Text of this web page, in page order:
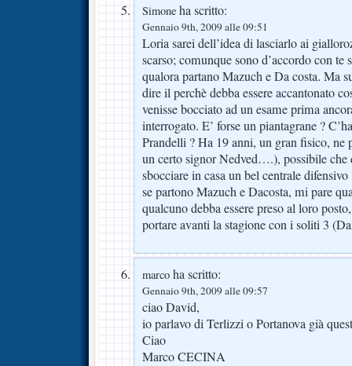
Simone ha scritto:
Gennaio 9th, 2009 alle 09:51
Loria sarei dell’idea di lasciarlo ai
scarso; comunque sono d’accordo con te
qualora partano Mazuch e Da costa. Ma
dire il perchè debba essere accantonato
venisse bocciato ad un esame prima
interrogato. E’ forse un piantagrane ?
Prandelli ? Ha 19 anni, un gran fisico, ne
un certo signor Nedved….), possibile che
sbocciare in casa un bel centrale
se partono Mazuch e Dacosta, mi pare
qualcuno debba essere preso al loro
portare avanti la stagione con i soliti 3
marco ha scritto:
Gennaio 9th, 2009 alle 09:57
ciao David,
io parlavo di Terlizzi o Portanova già
Ciao
Marco CECINA